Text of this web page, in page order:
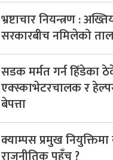
भ्रष्टाचार नियन्त्रण :
सरकारबीच नमिलेको
सडक मर्मत गर्न हिँडेका
एक्स्काभेटरचालक र
बेपत्ता
क्याम्पस प्रमुख